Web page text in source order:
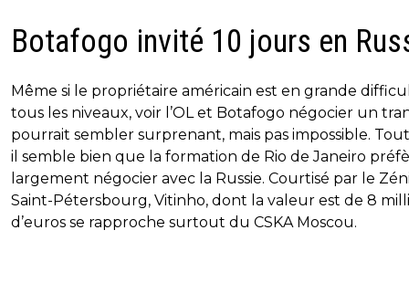
Botafogo invité 10 jours en
Même si le propriétaire américain est en grande
tous les niveaux, voir l’OL et Botafogo négocier un
pourrait sembler surprenant, mais pas impossible.
il semble bien que la formation de Rio de Janeiro
largement négocier avec la Russie. Courtisé par le
Saint-Pétersbourg, Vitinho, dont la valeur est de 8
d’euros se rapproche surtout du CSKA Moscou.